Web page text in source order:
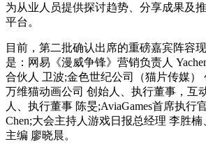
为从业人员提供探讨趋势、分享成果及
平台。
目前，第二批确认出席的重磅嘉宾阵容
是：网易《漫威争锋》营销负责人
合伙人 卫波;金色世纪公司（猫片传媒）
万维猫动画公司 创始人、执行董事，互
人、执行董事 陈旻;AviaGames首席执行
Chen;大会主持人游戏日报总经理 李胜楠
主编 廖晓晨。